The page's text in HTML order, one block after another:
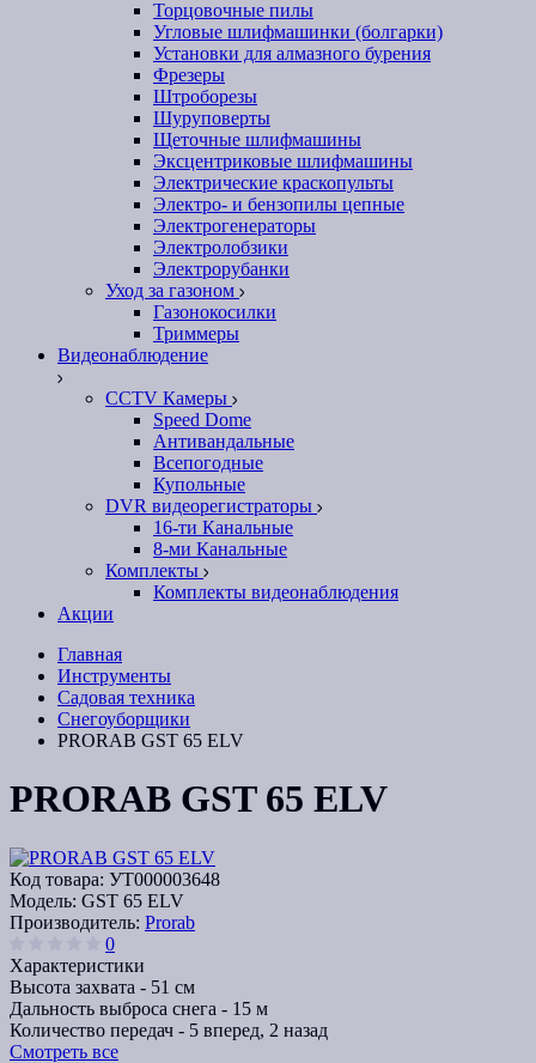
Торцовочные пилы
Угловые шлифмашинки (болгарки)
Установки для алмазного бурения
Фрезеры
Штроборезы
Шуруповерты
Щеточные шлифмашины
Эксцентриковые шлифмашины
Электрические краскопульты
Электро- и бензопилы цепные
Электрогенераторы
Электролобзики
Электрорубанки
Уход за газоном
Газонокосилки
Триммеры
Видеонаблюдение
CCTV Камеры
Speed Dome
Антивандальные
Всепогодные
Купольные
DVR видеорегистраторы
16-ти Канальные
8-ми Канальные
Комплекты
Комплекты видеонаблюдения
Акции
Главная
Инструменты
Садовая техника
Снегоуборщики
PRORAB GST 65 ELV
PRORAB GST 65 ELV
Код товара: УТ000003648
Модель: GST 65 ELV
Производитель: Prorab
0
Характеристики
Высота захвата - 51 см
Дальность выброса снега - 15 м
Количество передач - 5 вперед, 2 назад
Смотреть все